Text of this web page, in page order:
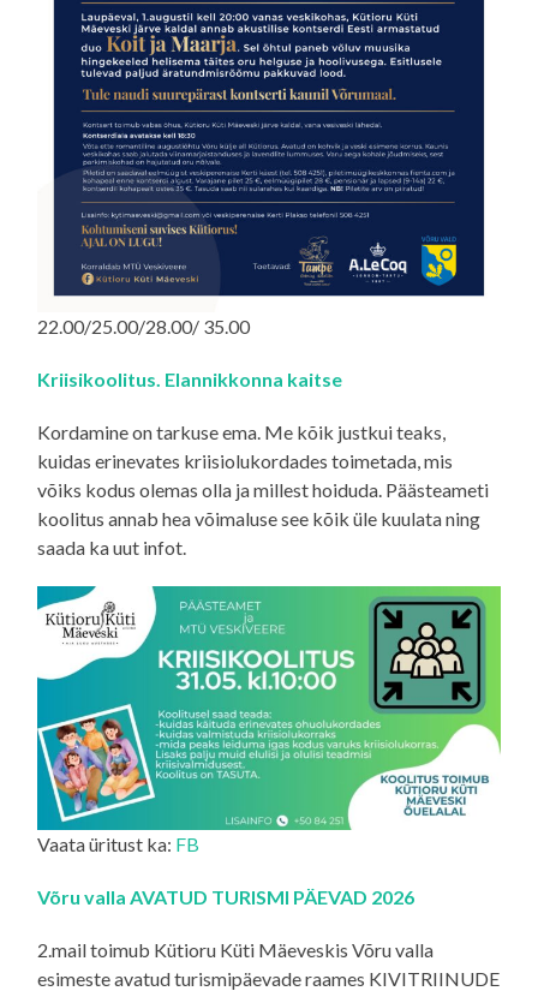
22.00/25.00/28.00/ 35.00
Kriisikoolitus. Elannikkonna kaitse
Kordamine on tarkuse ema. Me kõik justkui teaks,
kuidas erinevates kriisiolukordades toimetada, mis
võiks kodus olemas olla ja millest hoiduda. Päästeameti
koolitus annab hea võimaluse see kõik üle kuulata ning
saada ka uut infot.
Vaata üritust ka: FB
Võru valla AVATUD TURISMI PÄEVAD 2026
2.mail toimub Kütioru Küti Mäeveskis Võru valla
esimeste avatud turismipäevade raames KIVITRIINUDE